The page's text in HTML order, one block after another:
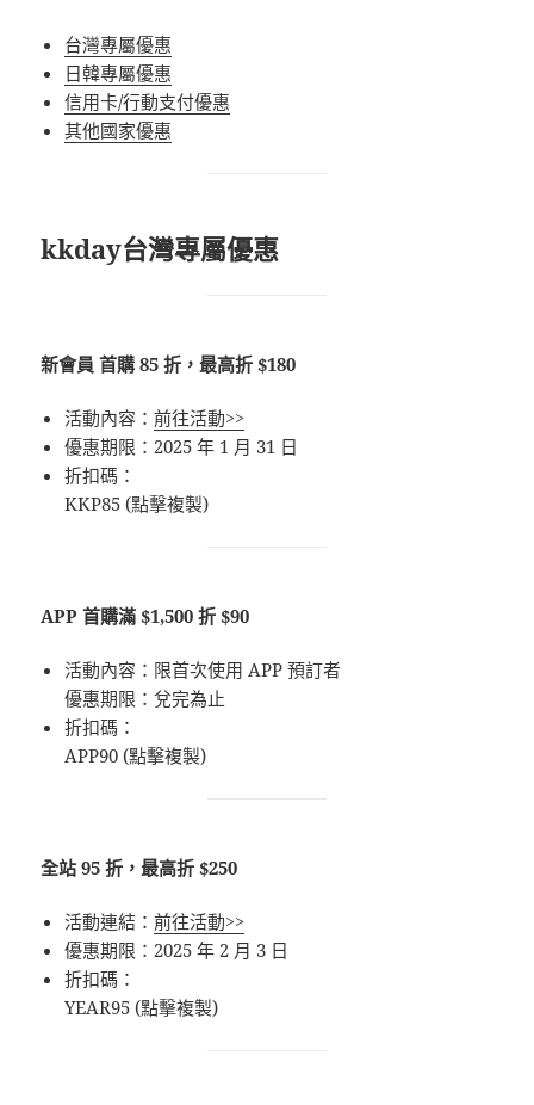
台灣專屬優惠
日韓專屬優惠
信用卡/行動支付優惠
其他國家優惠
kkday台灣專屬優惠
新會員 首購 85 折，最高折 $180
活動內容：前往活動>>
優惠期限：2025 年 1 月 31 日
折扣碼：
KKP85 (點擊複製)
APP 首購滿 $1,500 折 $90
活動內容：限首次使用 APP 預訂者
優惠期限：兌完為止
折扣碼：
APP90 (點擊複製)
全站 95 折，最高折 $250
活動連結：前往活動>>
優惠期限：2025 年 2 月 3 日
折扣碼：
YEAR95 (點擊複製)